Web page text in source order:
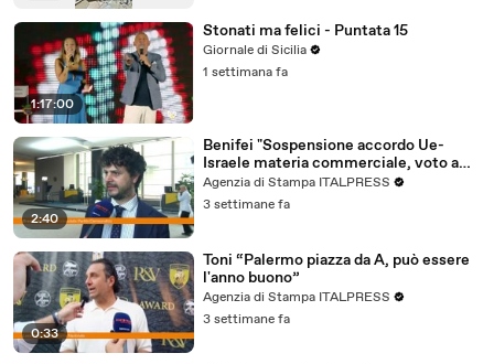
1:17:00
Stonati ma felici - Puntata 15
Giornale di Sicilia
1 settimana fa
2:40
Benifei "Sospensione accordo Ue-
Israele materia commerciale, voto a
maggioranza"
Agenzia di Stampa ITALPRESS
3 settimane fa
0:33
Toni “Palermo piazza da A, può essere
l'anno buono”
Agenzia di Stampa ITALPRESS
3 settimane fa